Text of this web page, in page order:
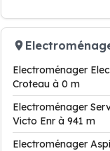
Electroménager
Croteau à 0 m
Electroménager
Victo Enr à 941 m
Electroménager